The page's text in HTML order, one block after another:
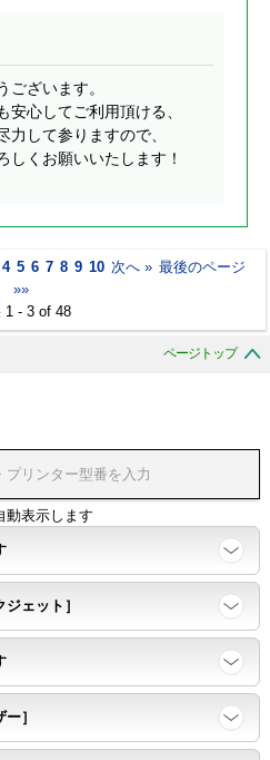
ございます。
安心してご利用頂ける、
力して参りますので、
しくお願いいたします！
4 5 6 7 8 9 10 次へ » 最後のページ
»»
1 - 3 of 48
ページトップ
動表示します
ェット］
］